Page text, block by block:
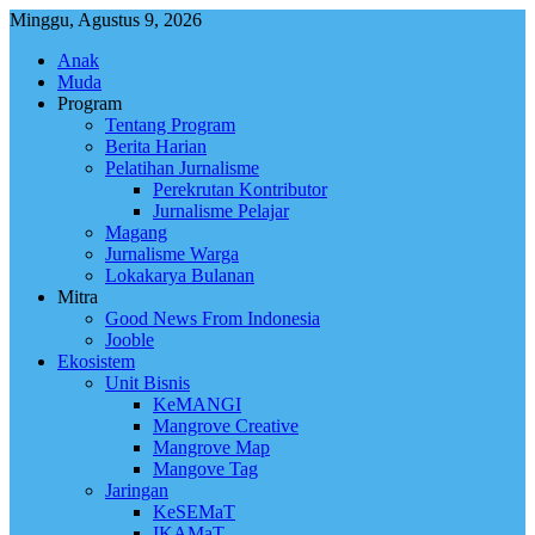
Skip
content
Minggu, Agustus 9, 2026
Anak
Muda
Program
Tentang Program
Berita Harian
Pelatihan Jurnalisme
Perekrutan Kontributor
Jurnalisme Pelajar
Magang
Jurnalisme Warga
Lokakarya Bulanan
Mitra
Good News From Indonesia
Jooble
Ekosistem
Unit Bisnis
KeMANGI
Mangrove Creative
Mangrove Map
Mangove Tag
Jaringan
KeSEMaT